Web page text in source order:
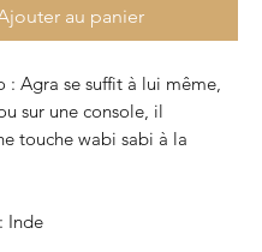
au panier
: Agra se suffit à lui même,
sur une console, il
touche wabi sabi à la
Inde